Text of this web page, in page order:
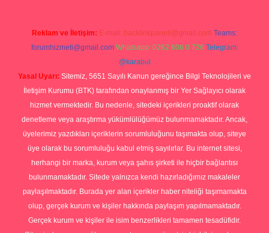
Reklam ve İletişim: E-mail: backlinkpaneli@gmail.com Teams:
forumhizmeti@gmail.com Whatsapp: 0262 606 0 726 Telegram:
@karabul
Yasal Uyarı: Sitemiz, 5651 Sayılı Kanun gereğince Bilgi Teknolojileri ve
İletişim Kurumu (BTK) tarafından onaylanmış bir Yer Sağlayıcı olarak
hizmet vermektedir. Bu nedenle, sitedeki içerikleri proaktif olarak
denetleme veya araştırma yükümlülüğümüz bulunmamaktadır. Ancak,
üyelerimiz yazdıkları içeriklerin sorumluluğunu taşımakta olup, siteye
üye olarak bu sorumluluğu kabul etmiş sayılırlar. Bu internet sitesi,
herhangi bir marka, kurum veya şahıs şirketi ile hiçbir bağlantısı
bulunmamaktadır. Sitede yalnızca kendi hazırladığımız makaleler
paylaşılmaktadır. Burada yer alan içerikler haber niteliği taşımamakta
olup, gerçek kurum ve kişiler hakkında paylaşım yapılmamaktadır.
Gerçek kurum ve kişiler ile isim benzerlikleri tamamen tesadüfidir.